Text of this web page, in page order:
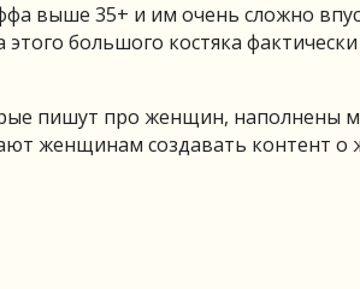
выше 35+ и им очень сложно
большого костяка
пишут про женщин, наполнены
женщинам создавать контент о